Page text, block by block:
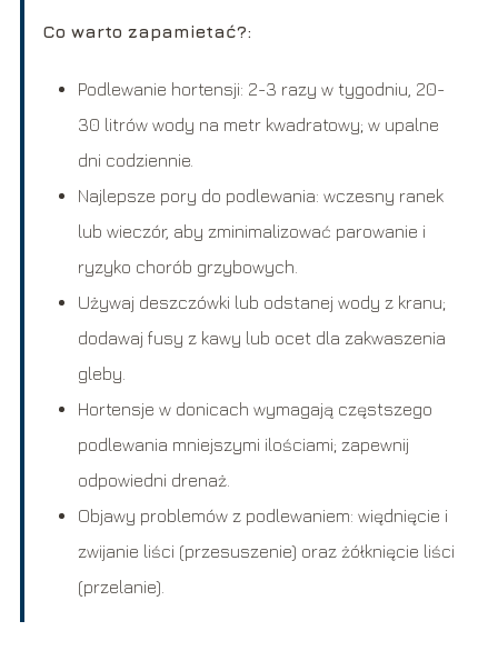
Co warto zapamietać?:
Podlewanie hortensji: 2-3 razy w tygodniu, 20-
30 litrów wody na metr kwadratowy; w upalne
dni codziennie.
Najlepsze pory do podlewania: wczesny ranek
lub wieczór, aby zminimalizować parowanie i
ryzyko chorób grzybowych.
Używaj deszczówki lub odstanej wody z kranu;
dodawaj fusy z kawy lub ocet dla zakwaszenia
gleby.
Hortensje w donicach wymagają częstszego
podlewania mniejszymi ilościami; zapewnij
odpowiedni drenaż.
Objawy problemów z podlewaniem: więdnięcie i
zwijanie liści (przesuszenie) oraz żółknięcie liści
(przelanie).